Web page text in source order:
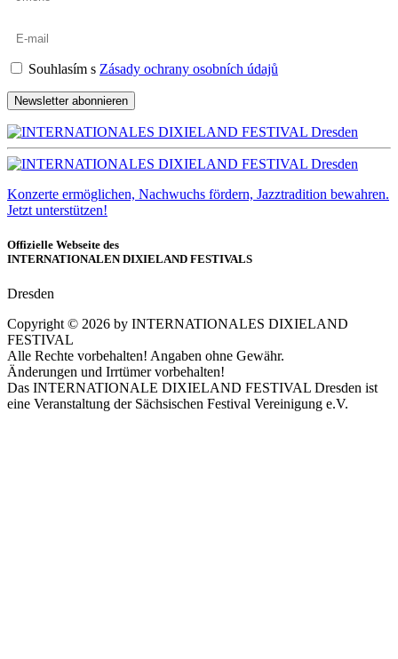
Souhlasím s Zásady ochrany osobních údajů
Newsletter abonnieren
Konzerte ermöglichen, Nachwuchs fördern, Jazztradition bewahren.
Jetzt unterstützen!
Offizielle Webseite des
INTERNATIONALEN DIXIELAND FESTIVALS
Dresden
Copyright © 2026 by INTERNATIONALES DIXIELAND
FESTIVAL
Alle Rechte vorbehalten! Angaben ohne Gewähr.
Änderungen und Irrtümer vorbehalten!
Das INTERNATIONALE DIXIELAND FESTIVAL Dresden ist
eine Veranstaltung der Sächsischen Festival Vereinigung e.V.